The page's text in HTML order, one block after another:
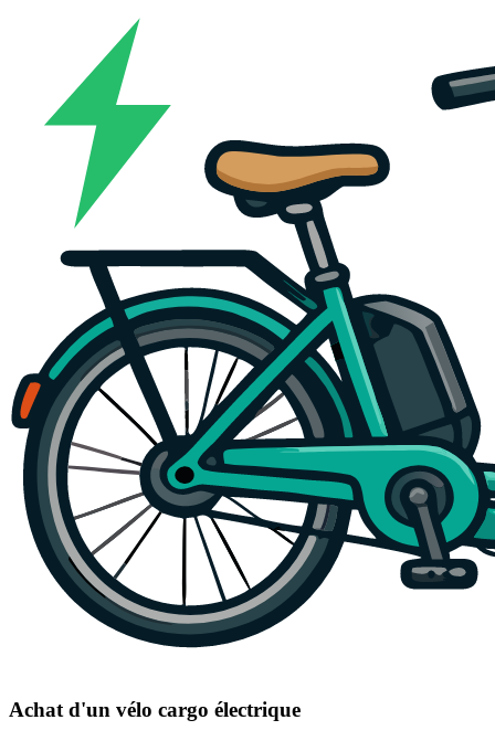
Achat d'un vélo cargo électrique